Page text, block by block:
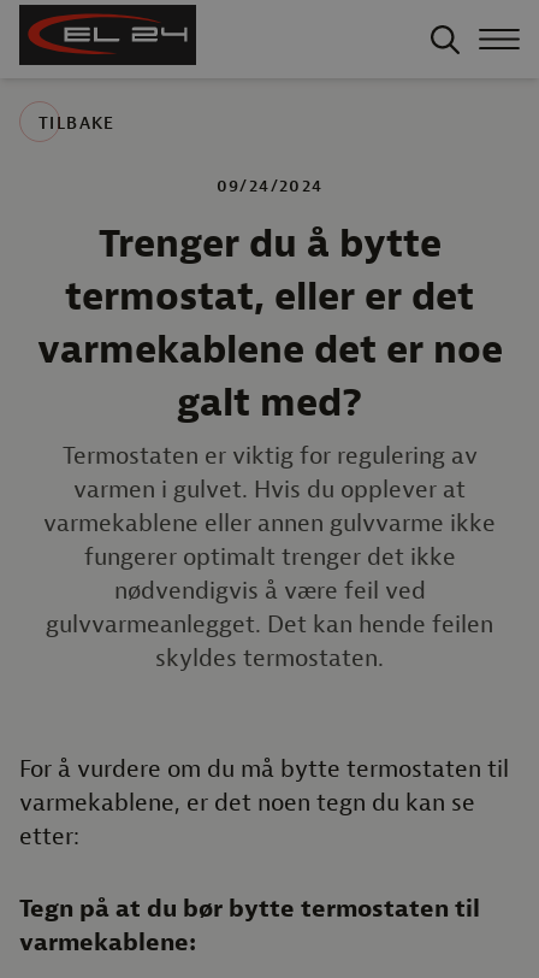
TILBAKE
09/24/2024
Trenger du å bytte
termostat, eller er det
varmekablene det er noe
galt med?
Termostaten er viktig for regulering av
varmen i gulvet. Hvis du opplever at
varmekablene eller annen gulvvarme ikke
fungerer optimalt trenger det ikke
nødvendigvis å være feil ved
gulvvarmeanlegget. Det kan hende feilen
skyldes termostaten.
For å vurdere om du må bytte termostaten til
varmekablene, er det noen tegn du kan se
etter:
Tegn på at du bør bytte termostaten til
varmekablene: